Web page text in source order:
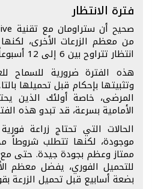
فترة الانتظار
من معظم الزرعات الأخرى،
انتظار تتراوح بين 6 إلى 12 أسبوعاً في معظم الحالات.
هذه الفترة ضرورية للسماح
وتثبيتها بإحكام قبل تحميلها
المرضى، خاصة أولئك الذين
الأمامية بسرعة، قد تبدو هذه
الحالات التي تحتاج زراعة
موجودة، لكنها تتطلب شروطاً
للتحميل الفوري، يفضل معظم
بضعة أسابيع قبل تحميل الزرعة